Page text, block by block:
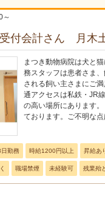
～
付会計さん 月木
まつき動物病院は犬と
務スタッフは患者さま
される飼い主さまにご
通アクセスは私鉄・JR
の高い場所にあります
ております。ご不明な
勤務 時給1200円以上 昇給あ
職場禁煙 未経験可 残業殆